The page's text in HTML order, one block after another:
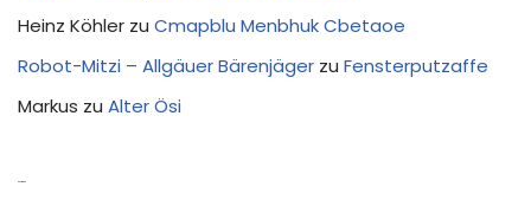
Heinz Köhler zu Cmapblu Menbhuk Cbetaoe
Robot-Mitzi – Allgäuer Bärenjäger zu Fensterputzaffe
Markus zu Alter Ösi